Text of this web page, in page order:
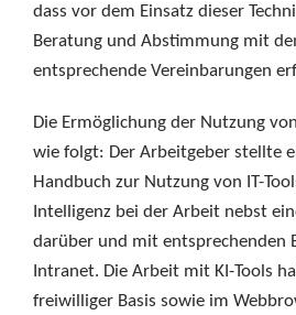
dass vor dem Einsatz dieser
Beratung und Abstimmung mit
entsprechende Vereinbarungen
Die Ermöglichung der Nutzung
wie folgt: Der Arbeitgeber stellte
Handbuch zur Nutzung von IT-
Intelligenz bei der Arbeit nebst
darüber und mit entsprechenden
Intranet. Die Arbeit mit KI-Tools
freiwilliger Basis sowie im